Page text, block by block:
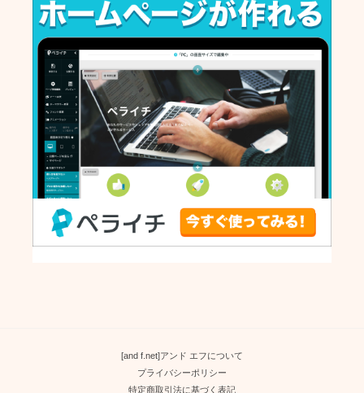
[and f.net]アンド エフについて
プライバシーポリシー
特定商取引法に基づく表記